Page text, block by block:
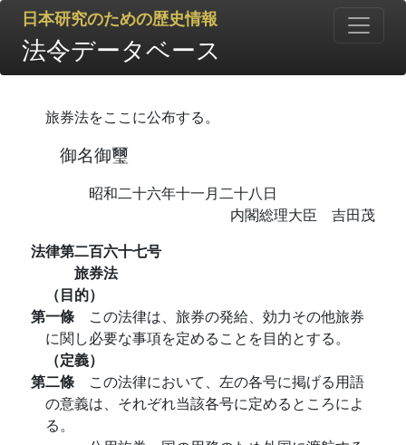
日本研究のための歴史情報
法令データベース
旅券法をここに公布する。
御名御璽
昭和二十六年十一月二十八日
内閣総理大臣 吉田茂
法律第二百六十七号
旅券法
（目的）
第一條 この法律は、旅券の発給、効力その他旅券
に関し必要な事項を定めることを目的とする。
（定義）
第二條 この法律において、左の各号に掲げる用語
の意義は、それぞれ当該各号に定めるところによ
る。